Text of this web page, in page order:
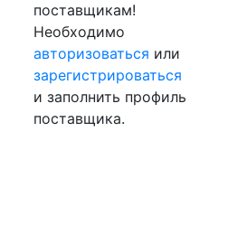
поставщикам!
Необходимо
авторизоваться или
зарегистрироваться
и заполнить профиль
поставщика.